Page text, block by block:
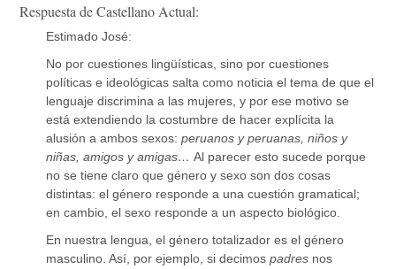
Respuesta de Castellano Actual:
Estimado José:
No por cuestiones lingüísticas, sino por cuestiones
políticas e ideológicas salta como noticia el tema de que el
lenguaje discrimina a las mujeres, y por ese motivo se
está extendiendo la costumbre de hacer explícita la
alusión a ambos sexos:peruanos y peruanas, niños y
niñas, amigos y amigas… Al parecer esto sucede porque
no se tiene claro que género y sexo son dos cosas
distintas: el género responde a una cuestión gramatical;
en cambio, el sexo responde a un aspecto biológico.
En nuestra lengua, el género totalizador es el género
masculino. Así, por ejemplo, si decimospadres nos